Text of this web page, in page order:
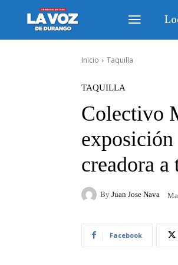
Inicio Taquilla
TAQUILLA
Colectivo
creadora a
By Juan Jose Nava
Facebook